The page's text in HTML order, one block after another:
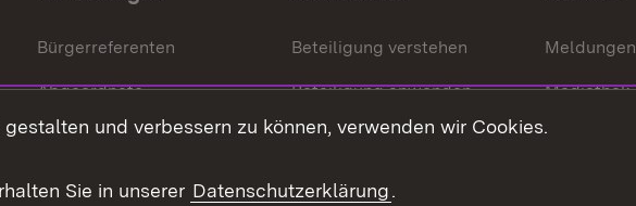
Bürgerreferenten
Abgeordnete
Bürgerbeauftragte
Beteiligung verstehen
Beteiligung anwenden
Beteiligung stärken
Meldungen
Mediathek
und verbessern zu können, verwenden wir Cookies.
Sie in unserer Datenschutzerklärung.